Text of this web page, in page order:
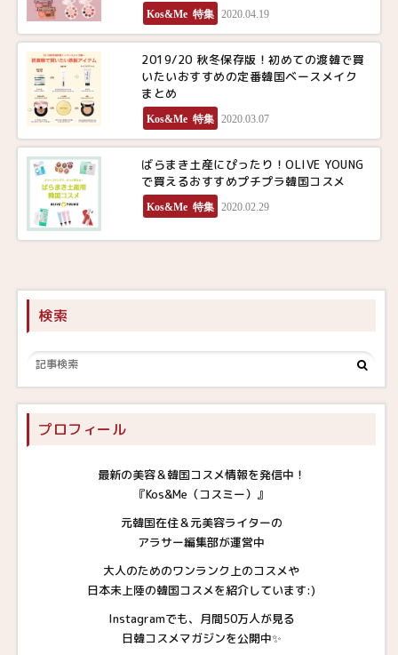
Kos&Me 特集 2020.04.19
2019/20 秋冬保存版！初めての渡韓で買
いたいおすすめの定番韓国ベースメイク
まとめ
Kos&Me 特集 2020.03.07
ばらまき土産にぴったり！OLIVE YOUNG
で買えるおすすめプチプラ韓国コスメ
Kos&Me 特集 2020.02.29
検索
プロフィール
最新の美容＆韓国コスメ情報を発信中！
『Kos&Me（コスミー）』
元韓国在住＆元美容ライターの
アラサー編集部が運営中
大人のためのワンランク上のコスメや
日本未上陸の韓国コスメを紹介しています:)
Instagramでも、月間50万人が見る
日韓コスメマガジンを公開中✨